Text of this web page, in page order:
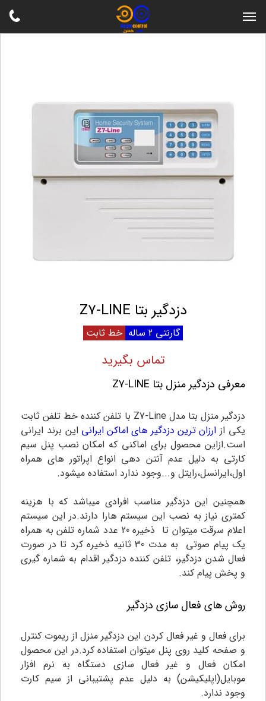
دزدگیر بتا Z7-LINE
گارنتی 2 ساله خط ثابت
تماس بگیرید
معرفی دزدگیر منزل بتا Z7-LINE
دزدگیر منزل بتا مدل Z7-Line با تلفن کننده خط تلفن ثابت
یکی از ارزان ترین دزدگیر های اماکن ایرانی این برند ایرانی
است.ازاین محصول برای اماکنی که امکان نصب پنل سیم
کارتی به دلیل عدم آنتن دهی انواع اپراتور های همراه
اول،ایرانسل،رایتل و...وجود ندارد استفاده میشود.
همچنین این دزدگیر مناسب افرادی میباشد که با هزینه
کمتری نیاز به نصب این سیستم هارا دارند.در این سیستم
اعلام سرقت میتوان تا ذخیره 20 عدد شماره تلفن به همراه
یک پیام صوتی به مدت 30 ثانیه ذخیره کرد تا در صورت
فعال شدن دزدگیر، تلفن کننده دزدگیر اقدام به شماره گیری
و پخش پیام کند.
روش های فعال سازی دزدگیر
برای فعال و غیر فعال کردن این دزدگیر منزل از ریموت کنترل
و صفحه کلید روی پنل میتوان استفاده کرد.در این محصول
امکان فعال و غیر فعال سازی دستگاه به نرم افزار
موبایل(اپلیکیشن) به دلیل عدم پشتیبانی از سیم کارت
وجود ندارد.